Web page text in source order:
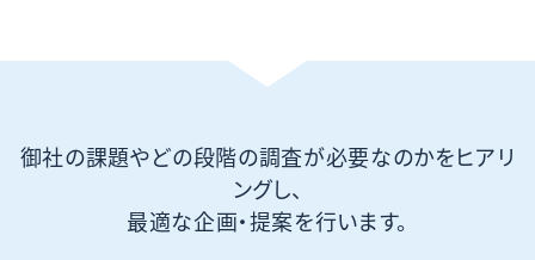
御社の課題やどの段階の調査が必要なのかをヒアリ
ングし、
最適な企画・提案を行います。